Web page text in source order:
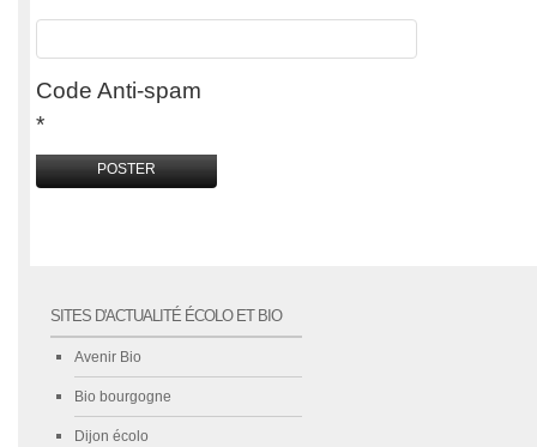
Code Anti-spam
*
SITES D'ACTUALITÉ ÉCOLO ET BIO
Avenir Bio
Bio bourgogne
Dijon écolo